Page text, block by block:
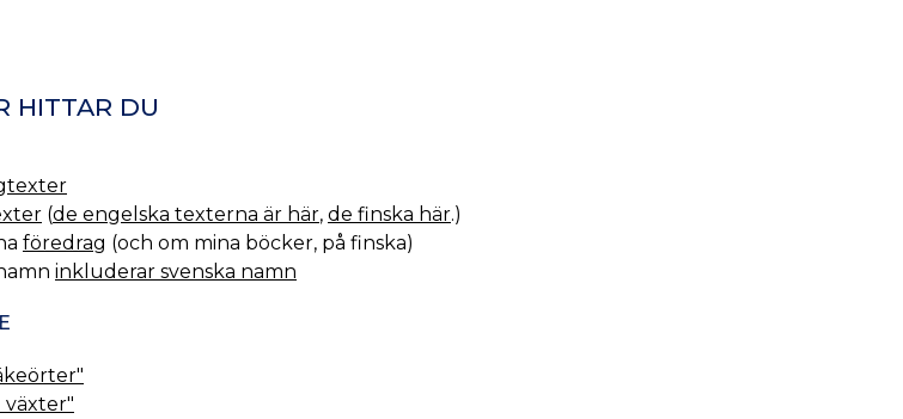
HITTAR DU
(de engelska texterna är här, de finska här.)
föredrag (och om mina böcker, på finska)
inkluderar svenska namn
växter"